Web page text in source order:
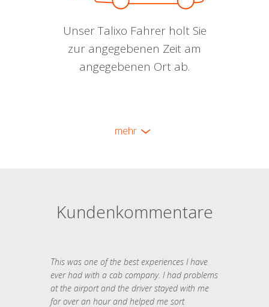
Unser Talixo Fahrer holt Sie
zur angegebenen Zeit am
angegebenen Ort ab.
mehr
Kundenkommentare
This was one of the best experiences I have
ever had with a cab company. I had problems
at the airport and the driver stayed with me
for over an hour and helped me sort